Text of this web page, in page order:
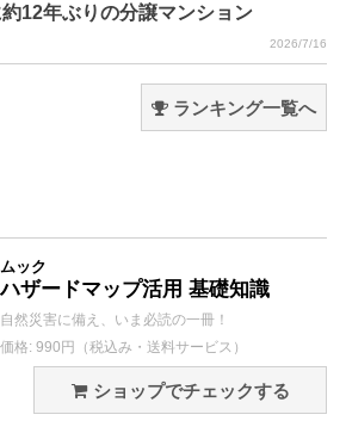
12年ぶりの分譲マンション
2026/7/16
ランキング一覧へ
ムック
ハザードマップ活用 基礎知識
自然災害に備え、いま必読の一冊！
価格: 990円（税込み・送料サービス）
ショップでチェックする